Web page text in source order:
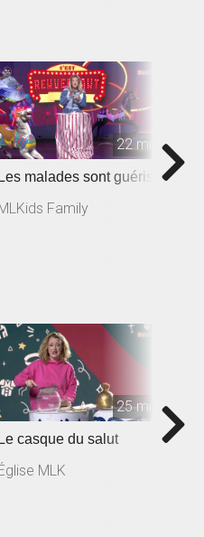
22 min
Les malades sont guéris
Family
25 min
Le casque du salut
MLK